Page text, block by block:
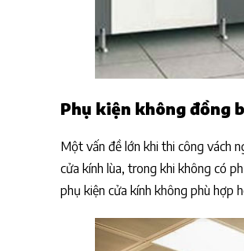
Phụ kiện không đồng
Một vấn đề lớn khi thi công vách
cửa kính lùa, trong khi không có
phụ kiện cửa kính không phù hợp